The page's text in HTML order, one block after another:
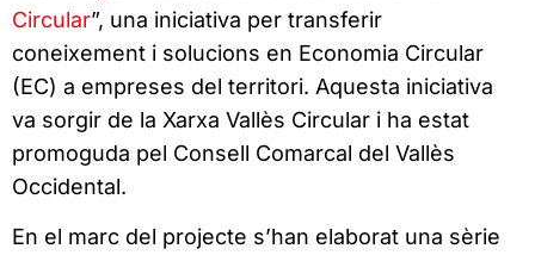
Circular”, una iniciativa per transferir
coneixement i solucions en Economia Circular
(EC) a empreses del territori. Aquesta iniciativa
va sorgir de la Xarxa Vallès Circular i ha estat
promoguda pel Consell Comarcal del Vallès
Occidental.
En el marc del projecte s’han elaborat una sèrie